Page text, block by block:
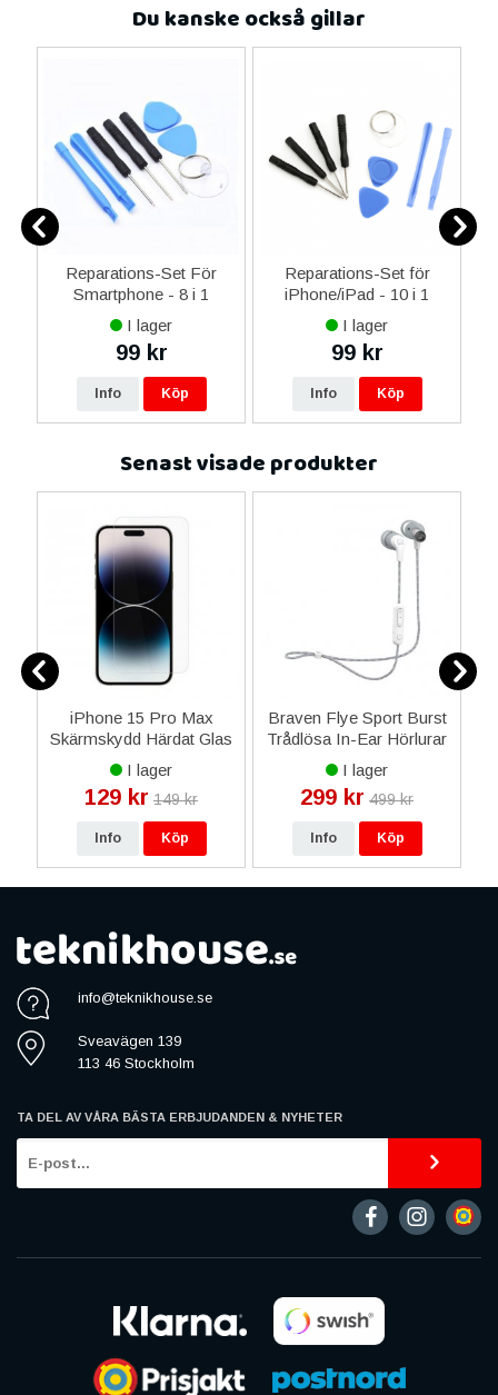
Du kanske också gillar
Reparations-Set För
Smartphone - 8 i 1
I lager
99 kr
Info Köp
Reparations-Set för
iPhone/iPad - 10 i 1
I lager
99 kr
Info Köp
Senast visade produkter
iPhone 15 Pro Max
Skärmskydd Härdat Glas
0.2 mm
I lager
129 kr 149 kr
Info Köp
Braven Flye Sport Burst
Trådlösa In-Ear Hörlurar
- Vit
I lager
299 kr 499 kr
Info Köp
info@teknikhouse.se
Sveavägen 139
113 46 Stockholm
TA DEL AV VÅRA BÄSTA ERBJUDANDEN & NYHETER